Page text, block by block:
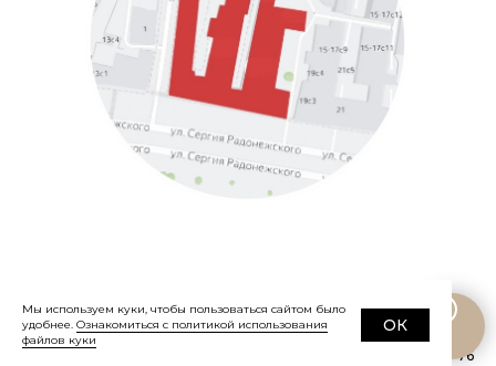
©2019-2026Eve&Esther.ru
+7 985 266 02
76
Мы используем куки, чтобы пользоваться сайтом было
удобнее. Ознакомиться с политикой использования
файлов куки
ОК